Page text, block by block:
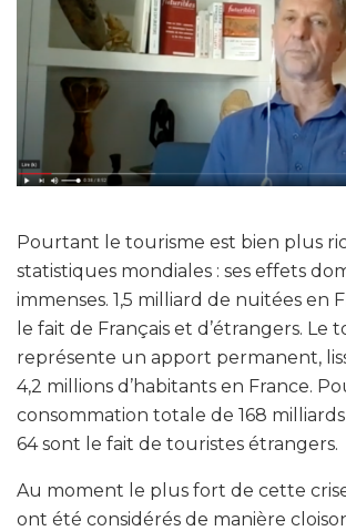
Pourtant le tourisme est bien plus
statistiques mondiales : ses effets
immenses. 1,5 milliard de nuitées en
le fait de Français et d’étrangers. Le
représente un apport permanent,
4,2 millions d’habitants en France.
consommation totale de 168
64 sont le fait de touristes étrangers.
Au moment le plus fort de cette
ont été considérés de manière